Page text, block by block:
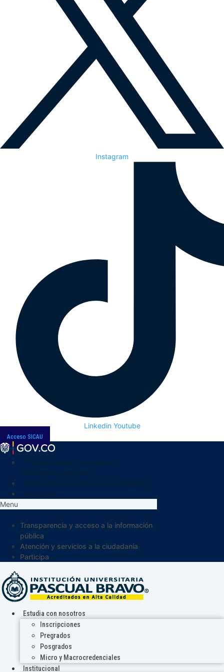
Instagram
Linkedin Youtube
Acceso SICAU
Menu
Transparencia y acceso a la información
pública
Atención y servicios a la ciudadanía
Participa
Estudia con nosotros
Inscripciones
Pregrados
Posgrados
Micro y Macrocredenciales
Institucional